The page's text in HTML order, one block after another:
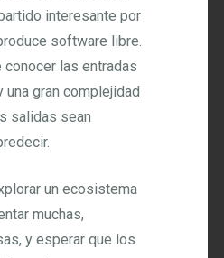
interesante por
software libre.
conocer las entradas
una gran complejidad
salidas sean
un ecosistema
muchas,
y esperar que los